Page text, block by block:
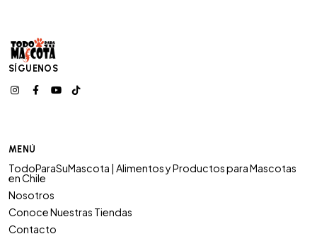
SÍGUENOS
MENÚ
TodoParaSuMascota | Alimentos y Productos para Mascotas
en Chile
Nosotros
Conoce Nuestras Tiendas
Contacto